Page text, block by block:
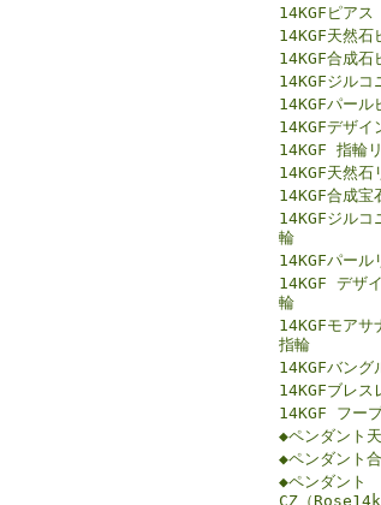
14KGFピアス
14KGF天然石
14KGF合成石
14KGFジルコ
14KGFパール
14KGFデザイ
14KGF 指輪
14KGF天然石
14KGF合成宝
14KGFジルコ
輪
14KGFパール
14KGF デザ
輪
14KGFモアサ
指輪
14KGFバング
14KGFブレス
14KGF フー
◆ペンダント
◆ペンダント
◆ペンダント
CZ（